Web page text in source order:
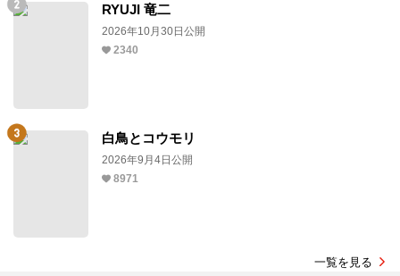
RYUJI 竜二
2026年10月30日公開
2340
白鳥とコウモリ
2026年9月4日公開
8971
一覧を見る